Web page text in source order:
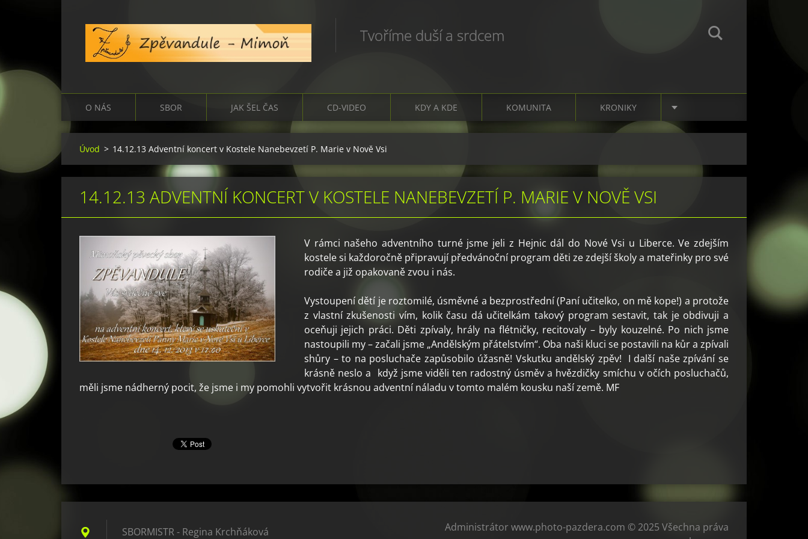
Tvoříme duší a srdcem
O NÁS SBOR JAK ŠEL ČAS CD-VIDEO KDY A KDE KOMUNITA KRONIKY
Úvod > 14.12.13 Adventní koncert v Kostele Nanebevzetí P. Marie v Nově Vsi
14.12.13 ADVENTNÍ KONCERT V KOSTELE NANEBEVZETÍ P. MARIE V NOVĚ VSI
V rámci našeho adventního turné jsme jeli z Hejnic dál do Nové Vsi u Liberce. Ve zdejším
kostele si každoročně připravují předvánoční program děti ze zdejší školy a mateřinky pro své
rodiče a již opakovaně zvou i nás.
Vystoupení dětí je roztomilé, úsměvné a bezprostřední (Paní učitelko, on mě kope!) a protože
z vlastní zkušenosti vím, kolik času dá učitelkám takový program sestavit, tak je obdivuji a
oceňuji jejich práci. Děti zpívaly, hrály na flétničky, recitovaly – byly kouzelné. Po nich jsme
nastoupili my – začali jsme „Andělským přátelstvím“. Oba naši kluci se postavili na kůr a zpívali
shůry – to na posluchače zapůsobilo úžasně! Vskutku andělský zpěv! I další naše zpívání se
krásně neslo a když jsme viděli ten radostný úsměv a hvězdičky smíchu v očích posluchačů,
měli jsme nádherný pocit, že jsme i my pomohli vytvořit krásnou adventní náladu v tomto malém kousku naší země. MF
SBORMISTR - Regina Krchňáková
Administrátor www.photo-pazdera.com © 2025 Všechna práva